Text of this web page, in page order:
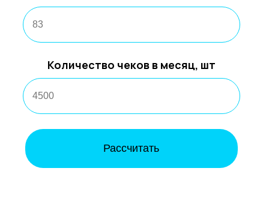
Количество чеков в месяц, шт
Рассчитать